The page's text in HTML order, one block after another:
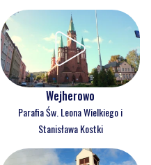
Wejherowo
Parafia Św. Leona Wielkiego i
Stanisława Kostki